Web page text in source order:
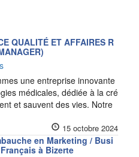
QUALITÉ ET AFFAIRES R
une entreprise innovante
médicales, dédiée à la cré
et sauvent des vies. Notre
15 octobre 2024
en Marketing / Busi
à Bizerte